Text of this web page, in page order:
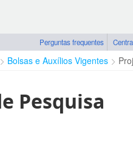
Perguntas frequentes
Bolsas e Auxílios Vigentes
Pesquisa